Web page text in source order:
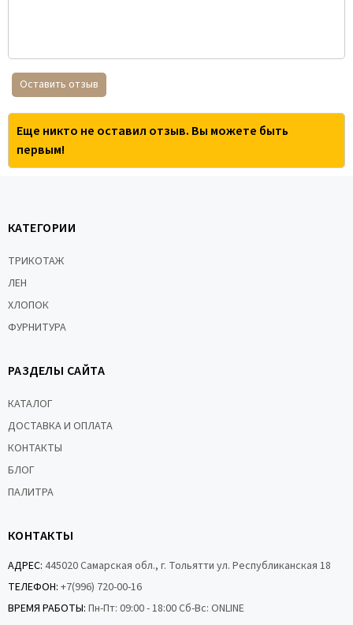
Оставить отзыв
Еще никто не оставил отзыв. Вы можете быть
первым!
КАТЕГОРИИ
ТРИКОТАЖ
ЛЕН
ХЛОПОК
ФУРНИТУРА
РАЗДЕЛЫ САЙТА
КАТАЛОГ
ДОСТАВКА И ОПЛАТА
КОНТАКТЫ
БЛОГ
ПАЛИТРА
КОНТАКТЫ
АДРЕС: 445020 Самарская обл., г. Тольятти ул. Республиканская 18
ТЕЛЕФОН: +7(996) 720-00-16
ВРЕМЯ РАБОТЫ: Пн-Пт: 09:00 - 18:00 Сб-Вс: ONLINE